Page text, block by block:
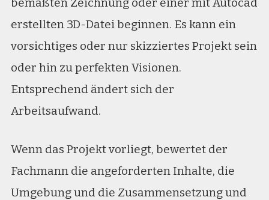
erstellten 3D-Datei beginnen. Es kann ein
vorsichtiges oder nur skizziertes Projekt sein
oder hin zu perfekten Visionen.
Entsprechend ändert sich der
Arbeitsaufwand.
Wenn das Projekt vorliegt, bewertet der
Fachmann die angeforderten Inhalte, die
Umgebung und die Zusammensetzung und